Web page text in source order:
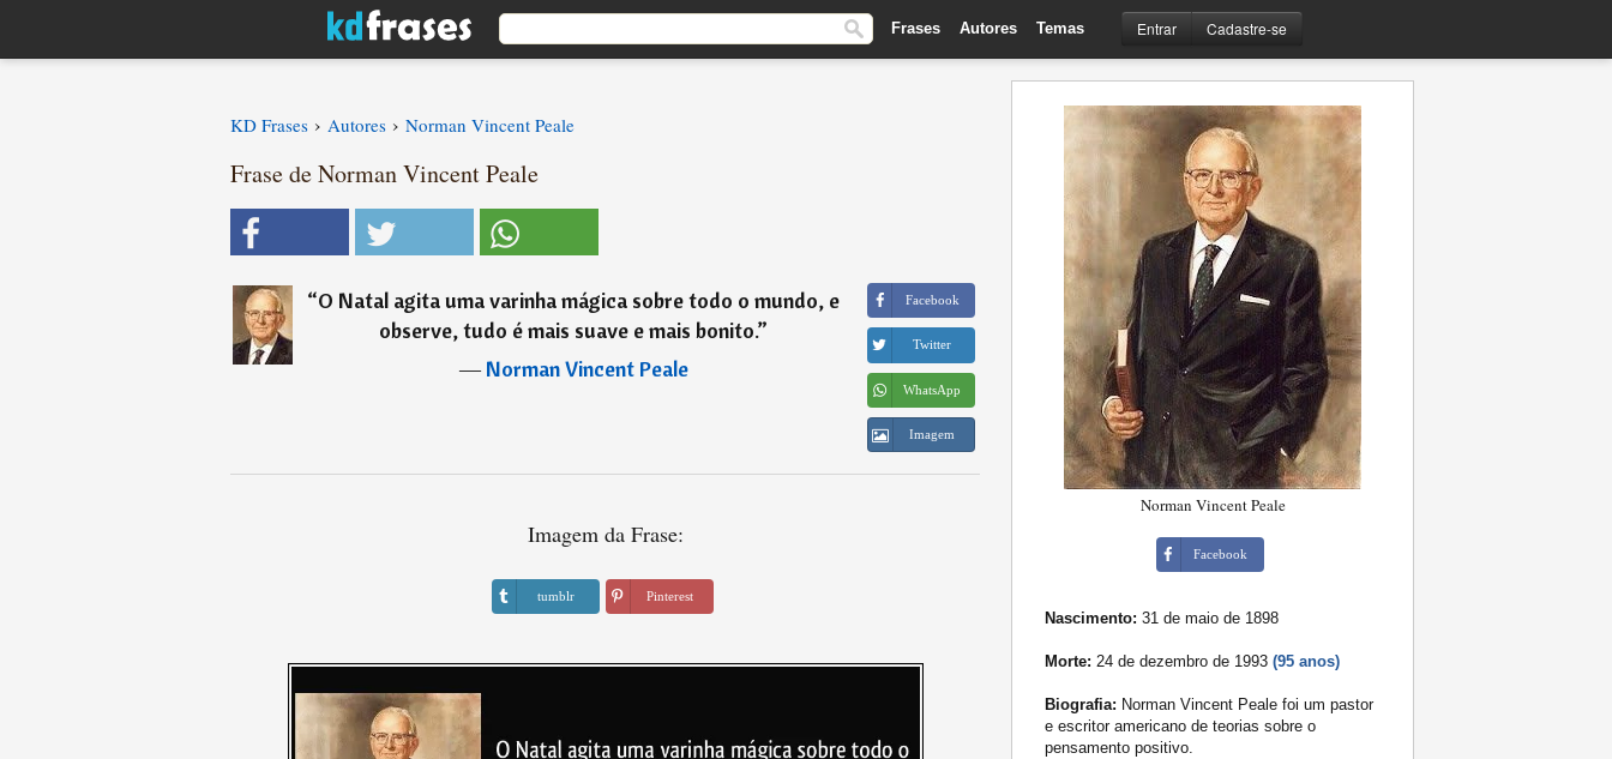
Frases Autores Temas Entrar Cadastre-se
KD Frases › Autores › Norman Vincent Peale
Frase de Norman Vincent Peale
“O Natal agita uma varinha mágica sobre todo o mundo, e
observe, tudo é mais suave e mais bonito.”
―Norman Vincent Peale
Facebook
Twitter
WhatsApp
Imagem
Imagem da Frase:
tumblr Pinterest
Norman Vincent Peale
Facebook
Nascimento: 31 de maio de 1898
Morte: 24 de dezembro de 1993 (95 anos)
Biografia: Norman Vincent Peale foi um pastor
e escritor americano de teorias sobre o
pensamento positivo.